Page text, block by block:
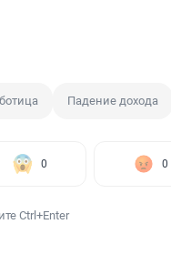
Падение дохода
0 0
Ctrl+Enter